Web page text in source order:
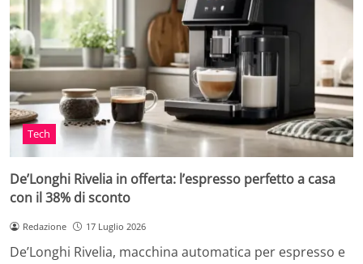
Tech
De’Longhi Rivelia in offerta: l’espresso perfetto a casa
con il 38% di sconto
Redazione 17 Luglio 2026
De’Longhi Rivelia, macchina automatica per espresso e